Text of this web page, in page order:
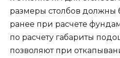
размеры столбов должны
ранее при расчете
по расчету габариты
позволяют при